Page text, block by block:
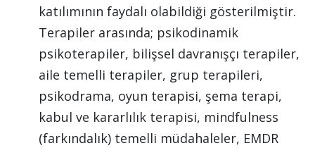
katılımının faydalı olabildiği gösterilmiştir.
Terapiler arasında; psikodinamik
psikoterapiler, bilişsel davranışçı terapiler,
aile temelli terapiler, grup terapileri,
psikodrama, oyun terapisi, şema terapi,
kabul ve kararlılık terapisi, mindfulness
(farkındalık) temelli müdahaleler, EMDR